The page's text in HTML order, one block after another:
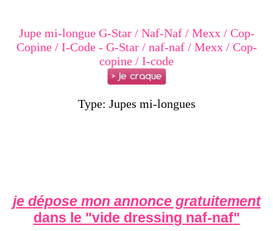
Jupe mi-longue G-Star / Naf-Naf / Mexx / Cop-
Copine / I-Code - G-Star / naf-naf / Mexx / Cop-
copine / I-code
Type: Jupes mi-longues
je dépose mon annonce gratuitement
dans le "vide dressing naf-naf"